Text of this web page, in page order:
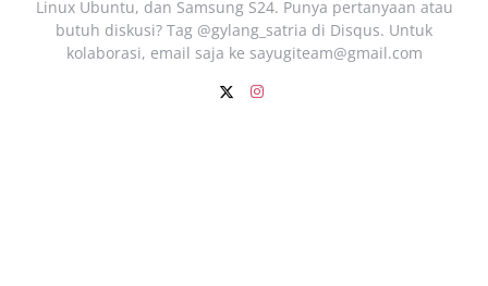
Linux Ubuntu, dan Samsung S24. Punya pertanyaan atau
butuh diskusi? Tag @gylang_satria di Disqus. Untuk
kolaborasi, email saja ke sayugiteam@gmail.com